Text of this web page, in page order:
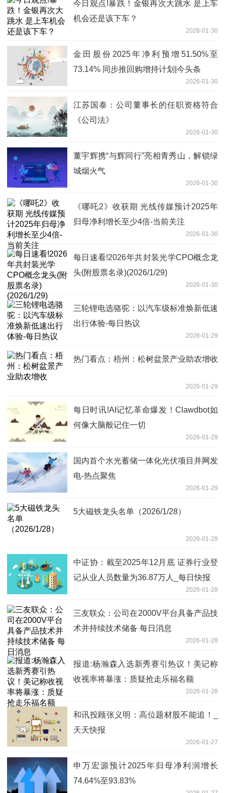
今日观点!暴跌！金银再次大跳水 是上车
机会还是该下车？
2026-01-30
金田股份2025年净利预增51.50%至
73.14% 同步推回购增持计划|今头条
2026-01-30
江苏国泰：公司董事长的任职资格符合
《公司法》
2026-01-30
董宇辉携“与辉同行”亮相青秀山，解锁绿
城烟火气
2026-01-30
《哪吒2》收获期 光线传媒预计2025年
归母净利增长至少4倍-当前关注
2026-01-30
每日速看!2026年共封装光学CPO概念龙
头(附股票名录)(2026/1/29)
2026-01-30
三轮锂电选骆驼：以汽车级标准焕新低速
出行体验-每日热议
2026-01-29
热门看点：梧州：松树盆景产业助农增收
2026-01-29
每日时讯!AI记忆革命爆发！Clawdbot如
何像大脑般记住一切
2026-01-29
国内首个水光蓄储一体化光伏项目并网发
电-热点聚焦
2026-01-29
5大磁铁龙头名单（2026/1/28）
2026-01-28
中证协：截至2025年12月底 证券行业登
记从业人员数量为36.87万人_每日快报
2026-01-28
三友联众：公司在2000V平台具备产品技
术并持续技术储备 每日消息
2026-01-28
报道:杨瀚森入选新秀赛引热议！美记称
收视率将暴涨：质疑抢走乐福名额
2026-01-28
和讯投顾张义明：高位题材股不能追！_
天天快报
2026-01-27
申万宏源预计2025年归母净利润增长
74.64%至93.83%